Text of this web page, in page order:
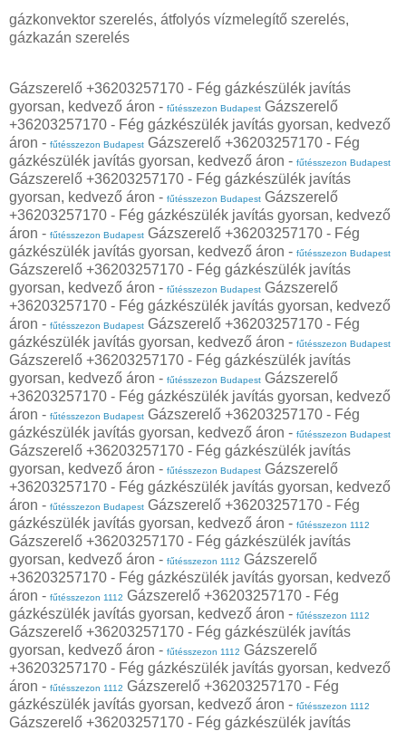
gázkonvektor szerelés, átfolyós vízmelegítő szerelés,
gázkazán szerelés
Gázszerelő +36203257170 - Fég gázkészülék javítás
gyorsan, kedvező áron - fűtésszezon Budapest Gázszerelő
+36203257170 - Fég gázkészülék javítás gyorsan, kedvező
áron - fűtésszezon Budapest Gázszerelő +36203257170 - Fég
gázkészülék javítás gyorsan, kedvező áron - fűtésszezon Budapest
Gázszerelő +36203257170 - Fég gázkészülék javítás
gyorsan, kedvező áron - fűtésszezon Budapest Gázszerelő
+36203257170 - Fég gázkészülék javítás gyorsan, kedvező
áron - fűtésszezon Budapest Gázszerelő +36203257170 - Fég
gázkészülék javítás gyorsan, kedvező áron - fűtésszezon Budapest
Gázszerelő +36203257170 - Fég gázkészülék javítás
gyorsan, kedvező áron - fűtésszezon Budapest Gázszerelő
+36203257170 - Fég gázkészülék javítás gyorsan, kedvező
áron - fűtésszezon Budapest Gázszerelő +36203257170 - Fég
gázkészülék javítás gyorsan, kedvező áron - fűtésszezon Budapest
Gázszerelő +36203257170 - Fég gázkészülék javítás
gyorsan, kedvező áron - fűtésszezon Budapest Gázszerelő
+36203257170 - Fég gázkészülék javítás gyorsan, kedvező
áron - fűtésszezon Budapest Gázszerelő +36203257170 - Fég
gázkészülék javítás gyorsan, kedvező áron - fűtésszezon Budapest
Gázszerelő +36203257170 - Fég gázkészülék javítás
gyorsan, kedvező áron - fűtésszezon Budapest Gázszerelő
+36203257170 - Fég gázkészülék javítás gyorsan, kedvező
áron - fűtésszezon Budapest Gázszerelő +36203257170 - Fég
gázkészülék javítás gyorsan, kedvező áron - fűtésszezon 1112
Gázszerelő +36203257170 - Fég gázkészülék javítás
gyorsan, kedvező áron - fűtésszezon 1112 Gázszerelő
+36203257170 - Fég gázkészülék javítás gyorsan, kedvező
áron - fűtésszezon 1112 Gázszerelő +36203257170 - Fég
gázkészülék javítás gyorsan, kedvező áron - fűtésszezon 1112
Gázszerelő +36203257170 - Fég gázkészülék javítás
gyorsan, kedvező áron - fűtésszezon 1112 Gázszerelő
+36203257170 - Fég gázkészülék javítás gyorsan, kedvező
áron - fűtésszezon 1112 Gázszerelő +36203257170 - Fég
gázkészülék javítás gyorsan, kedvező áron - fűtésszezon 1112
Gázszerelő +36203257170 - Fég gázkészülék javítás